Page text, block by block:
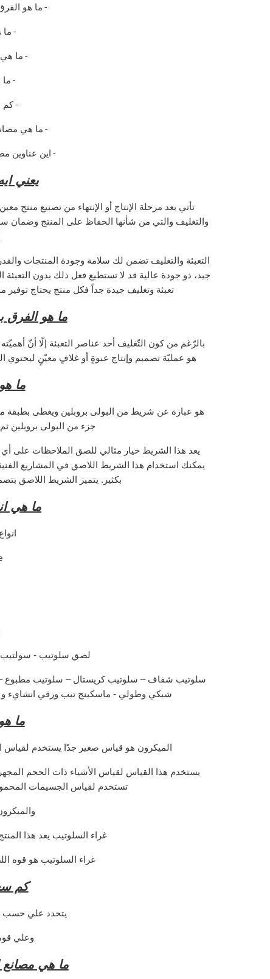
- ما هو
- ما
- ما هي
- ما
-كم
- ما هي
- اين عناوين
يعني
تأتي بعد مرحلة الإنتاج أو الإنتهاء من تصنيع منتج
والتغليف والتي من شأنها الحفاظ على المنتج وضمان
التعبئة والتغليف تضمن لك سلامة وجودة المنتجات
جيد، ذو جودة عالية قد لا تستطيع فعل ذلك بدون
تعبئة وتغليف جيدة جداً فكل منتج يحتاج
ما هو الفرق
بالرّغم من كون التّغليف أحد عناصر التعبئة إلّا أنّ
هو عمليّة تصميم وإنتاج عبوةٍ أو غلافٍ معيّنٍ ليحتوي
ما
هو عبارة عن شريط من البولى بروبلين ويغطى بطبقة
جزء من البولى بروبلين
يعد هذا الشريط خيار مثالي للصق الملاحظات على
يمكنك استخدام هذا الشريط اللاصق في المشاريع
بكثير. يتميز الشريط اللاصق
ما هي
لصق سلوتيب -
سلوتيب شفاف – سلوتيب كريستال – سلوتيب مطبوع
شبكي وطولي - ماسكينج تيب ورقي انشايء
ما
الميكرون هو قياس صغير جدًا يستخدم لقياس
يستخدم هذا القياس لقياس الأشياء ذات الحجم
تستخدم لقياس الجسيمات
غراء السلوتيب يعد هذا
غراء السلوتيب هو قوه
كم
يتحدد علي حسب
وعلي
ما هي